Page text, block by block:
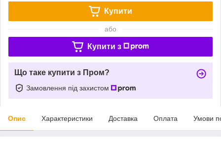
Купити
або
Купити з
Що таке купити з Пром?
Замовлення під захистом
Опис Характеристики Доставка Оплата Умови